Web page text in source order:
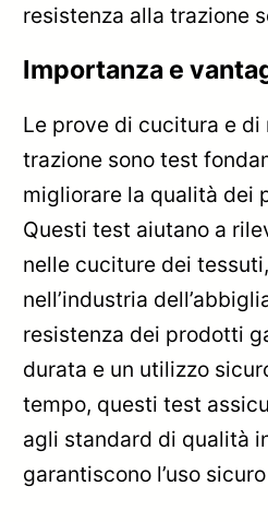
resistenza alla trazione
Importanza e
Le prove di cucitura e di
trazione sono test
migliorare la qualità dei
Questi test aiutano a
nelle cuciture dei
nell’industria
resistenza dei prodotti
durata e un utilizzo
tempo, questi test
agli standard di qualità
garantiscono l’uso